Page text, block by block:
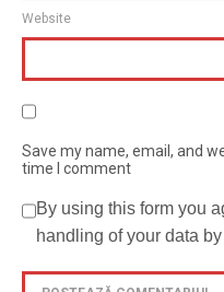
Website
Save my name, email, and
time I comment
By using this form you
handling of your data